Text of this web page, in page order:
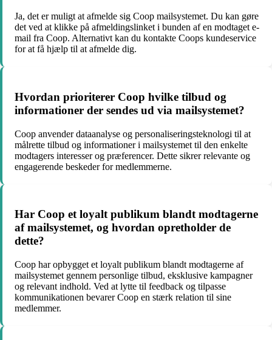
Ja, det er muligt at afmelde sig Coop mailsystemet. Du kan gøre
det ved at klikke på afmeldingslinket i bunden af en modtaget e-
mail fra Coop. Alternativt kan du kontakte Coops kundeservice
for at få hjælp til at afmelde dig.
Hvordan prioriterer Coop hvilke tilbud og
informationer der sendes ud via mailsystemet?
Coop anvender dataanalyse og personaliseringsteknologi til at
målrette tilbud og informationer i mailsystemet til den enkelte
modtagers interesser og præferencer. Dette sikrer relevante og
engagerende beskeder for medlemmerne.
Har Coop et loyalt publikum blandt modtagerne
af mailsystemet, og hvordan opretholder de
dette?
Coop har opbygget et loyalt publikum blandt modtagerne af
mailsystemet gennem personlige tilbud, eksklusive kampagner
og relevant indhold. Ved at lytte til feedback og tilpasse
kommunikationen bevarer Coop en stærk relation til sine
medlemmer.